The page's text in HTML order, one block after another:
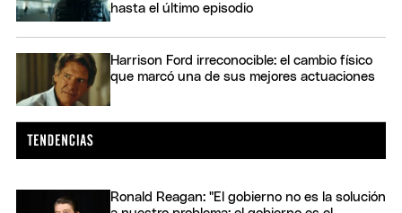
hasta el último episodio
Harrison Ford irreconocible: el cambio físico
que marcó una de sus mejores actuaciones
Ronald Reagan: "El gobierno no es la solución